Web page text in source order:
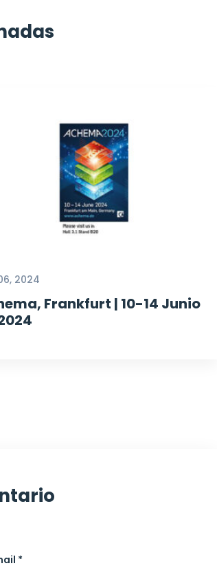
2024
Frankfurt | 10-14 Junio
*